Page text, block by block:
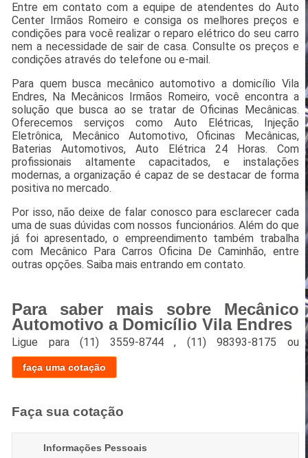
Entre em contato com a equipe de atendentes do Auto
Center Irmãos Romeiro e consiga os melhores preços e
condições para você realizar o reparo elétrico do seu carro
nem a necessidade de sair de casa. Consulte os preços e
condições através do telefone ou e-mail.
Para quem busca mecânico automotivo a domicílio Vila
Endres, Na Mecânicos Irmãos Romeiro, você encontra a
solução que busca ao se tratar de Oficinas Mecânicas.
Oferecemos serviços como Auto Elétricas, Injeção
Eletrônica, Mecânico Automotivo, Oficinas Mecânicas,
Baterias Automotivos, Auto Elétrica 24 Horas. Com
profissionais altamente capacitados, e instalações
modernas, a organização é capaz de se destacar de forma
positiva no mercado.
Por isso, não deixe de falar conosco para esclarecer cada
uma de suas dúvidas com nossos funcionários. Além do que
já foi apresentado, o empreendimento também trabalha
com Mecânico Para Carros Oficina De Caminhão, entre
outras opções. Saiba mais entrando em contato.
Para saber mais sobre Mecânico
Automotivo a Domicílio Vila Endres
Ligue para(11) 3559-8744 , (11) 98393-8175 ou
faça uma cotação
Faça sua cotação
Informações Pessoais